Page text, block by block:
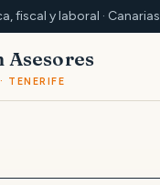
fiscal y laboral · Canarias
Asesores
TENERIFE